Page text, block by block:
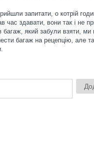
запитати, о котрій
час здавати, вони так і не
який забули взяти, ми
багаж на рецепцію, але